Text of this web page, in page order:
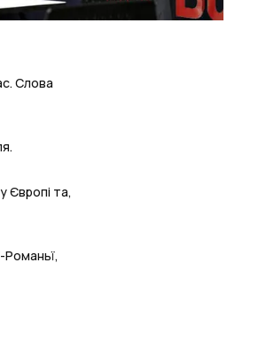
Слова
Європі та,
Романьї,